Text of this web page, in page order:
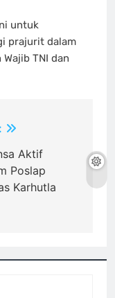
untuk
prajurit dalam
TNI dan
Aktif
Poslap
Karhutla